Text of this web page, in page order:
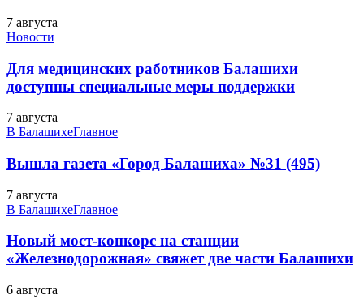
7 августа
Новости
Для медицинских работников Балашихи
доступны специальные меры поддержки
7 августа
В БалашихеГлавное
Вышла газета «Город Балашиха» №31 (495)
7 августа
В БалашихеГлавное
Новый мост-конкорс на станции
«Железнодорожная» свяжет две части Балашихи
6 августа